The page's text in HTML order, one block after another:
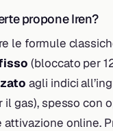
propone Iren?
le formule
(bloccato per
agli indici
il gas), spesso con
attivazione online.